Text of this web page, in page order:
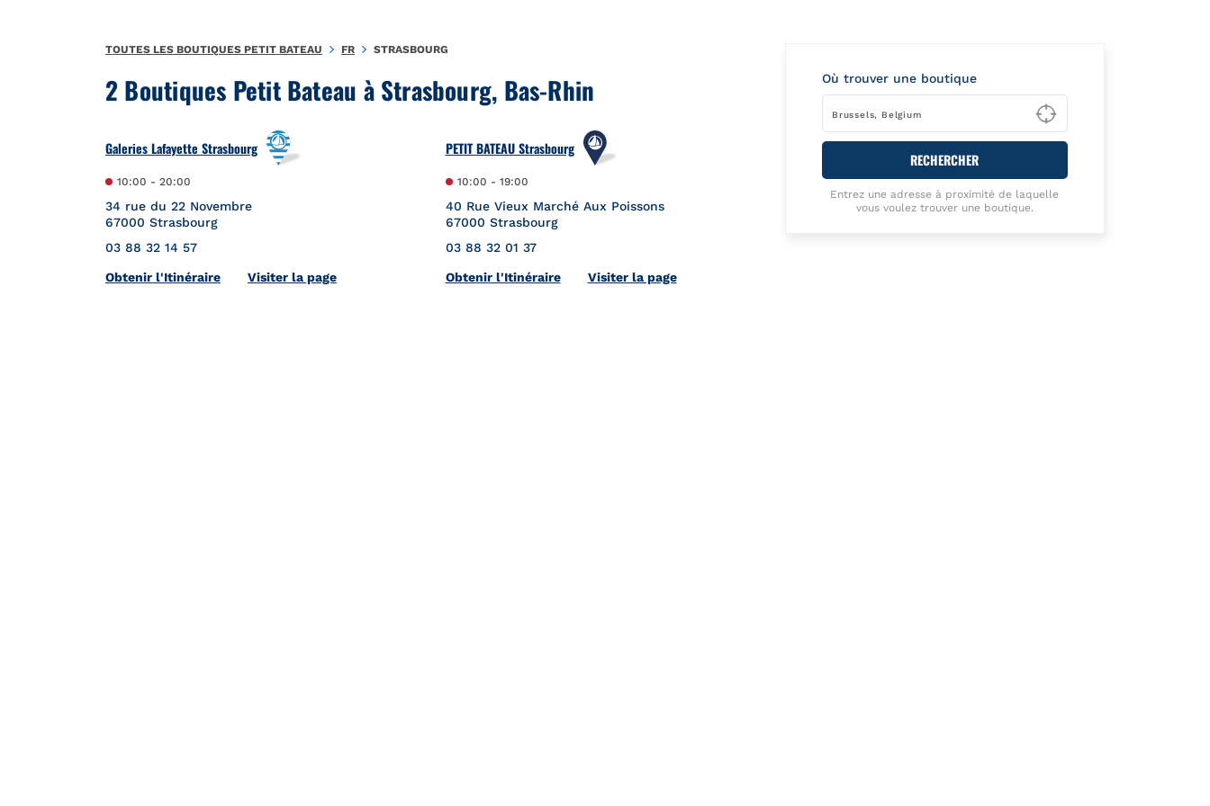
2 Boutiques Petit Bateau à Strasbourg, Bas-Rhin
Galeries Lafayette Strasbourg
10:00 - 20:00
34 rue du 22 Novembre
67000 Strasbourg
03 88 32 14 57
Obtenir l'ItinéraireLink Opens in New Tab
Visiter la page
PETIT BATEAU Strasbourg
10:00 - 19:00
40 Rue Vieux Marché Aux Poissons
67000 Strasbourg
03 88 32 01 37
Obtenir l'ItinéraireLink Opens in New Tab
Visiter la page
Où trouver une boutique
Type to begin
RECHERCHER
Entrez une adresse à proximité de laquelle
vous voulez trouver une boutique.
TOUTES LES BOUTIQUES PETIT BATEAU FR STRASBOURG